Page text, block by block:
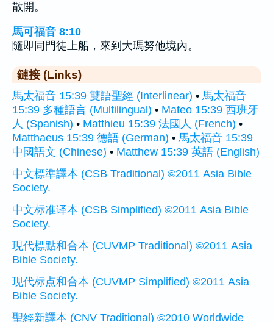
散開。
馬可福音 8:10
隨即同門徒上船，來到大瑪努他境內。
鏈接 (Links)
馬太福音 15:39 雙語聖經 (Interlinear) • 馬太福音
15:39 多種語言 (Multilingual) • Mateo 15:39 西班牙
人 (Spanish) • Matthieu 15:39 法國人 (French) •
Matthaeus 15:39 德語 (German) • 馬太福音 15:39
中國語文 (Chinese) • Matthew 15:39 英語 (English)
中文標準譯本 (CSB Traditional) ©2011 Asia Bible
Society.
中文标准译本 (CSB Simplified) ©2011 Asia Bible
Society.
現代標點和合本 (CUVMP Traditional) ©2011 Asia
Bible Society.
现代标点和合本 (CUVMP Simplified) ©2011 Asia
Bible Society.
聖經新譯本 (CNV Traditional) ©2010 Worldwide